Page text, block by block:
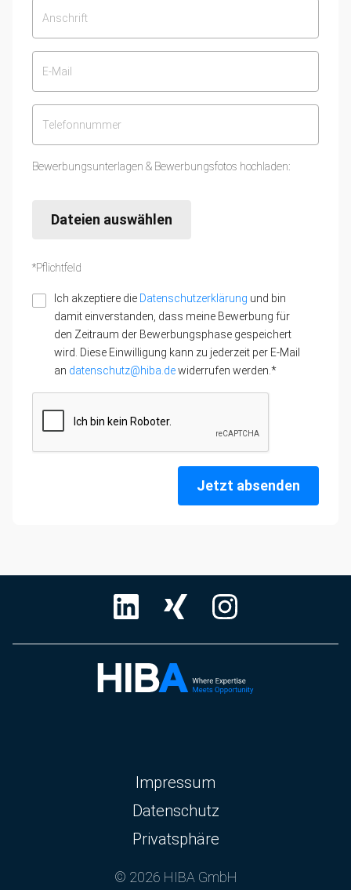
Bewerbungsunterlagen & Bewerbungsfotos hochladen:
Dateien auswählen
*Pflichtfeld
Ich akzeptiere die Datenschutzerklärung und bin
damit einverstanden, dass meine Bewerbung für
den Zeitraum der Bewerbungsphase gespeichert
wird. Diese Einwilligung kann zu jederzeit per E-Mail
an datenschutz@hiba.dewiderrufen werden.*
Jetzt absenden
Navigation
überspringen
Impressum
Datenschutz
Privatsphäre
© 2026 HIBA GmbH